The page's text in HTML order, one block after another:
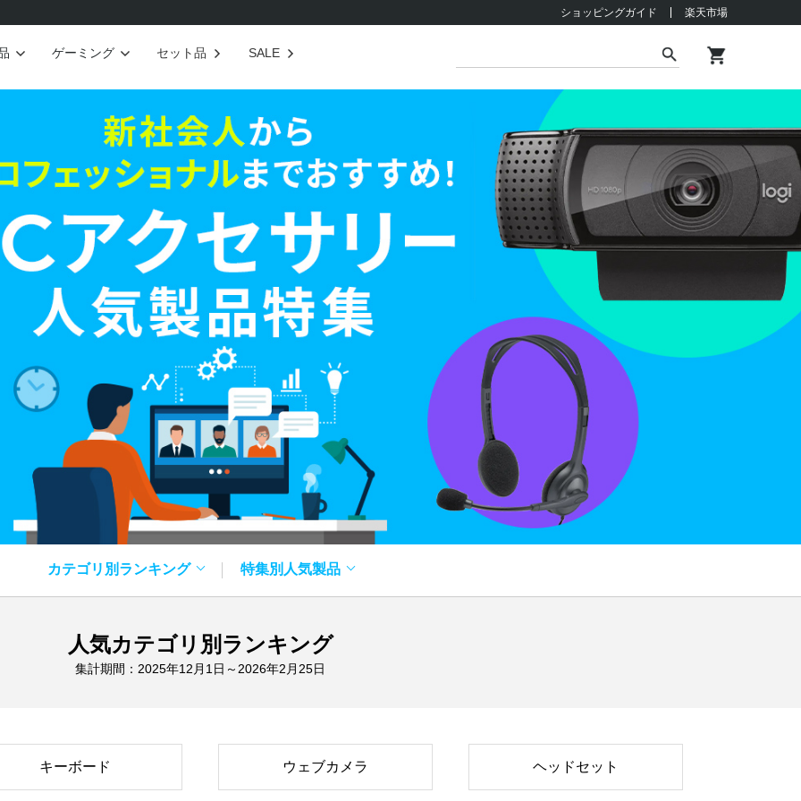
ショッピングガイド 楽天市場
キーボード
iPad・スマホアクセサリー
MXシリーズ
見る
ゲーミング セット品 SALE
カテゴリ別ランキング 特集別人気製品
人気カテゴリ別ランキング
集計期間：2025年12月1日～2026年2月25日
キーボード ウェブカメラ ヘッドセット